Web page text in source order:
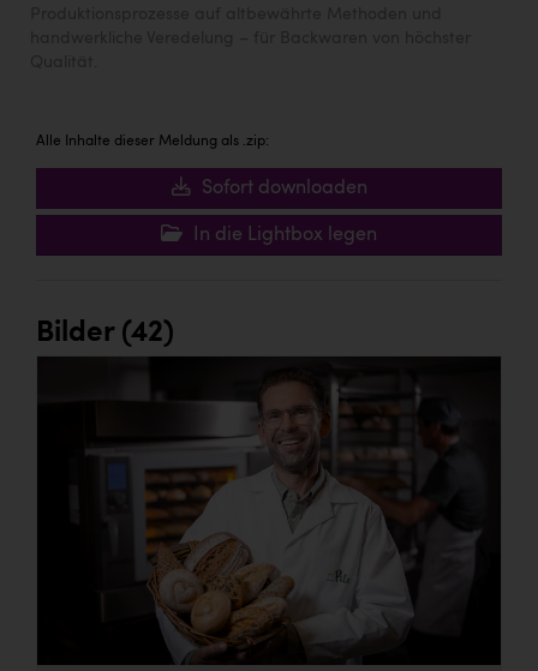
Alle Inhalte dieser Meldung als .zip:
Sofort downloaden
In die Lightbox legen
Bilder (42)